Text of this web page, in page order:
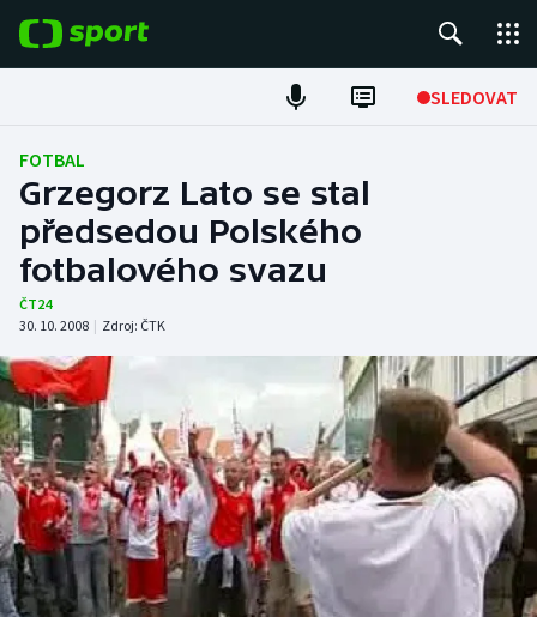
SLEDOVAT
Fotbal
Hokej
Tenis
Atletika
Cyklistika
DALŠÍ SPORTY
Americký fotbal
Baseball a softbal
Basketbal
NEPŘEHLÉDNĚTE
Soutěže
Historické návraty
FOTBAL
Grzegorz Lato se stal
předsedou Polského
fotbalového svazu
ČT24
30. 10. 2008 | Zdroj: ČTK